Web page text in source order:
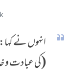
انہوں نے
(کی عبادت